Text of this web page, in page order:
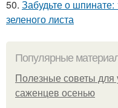
50. Забудьте о
зеленого листа
Популярные
Полезные советы
саженцев осенью